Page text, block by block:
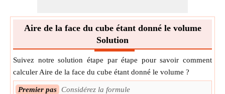
Aire de la face du cube étant donné le volume
Solution
Suivez notre solution étape par étape pour savoir comment
calculer Aire de la face du cube étant donné le volume ?
Premier pas Considérez la formule